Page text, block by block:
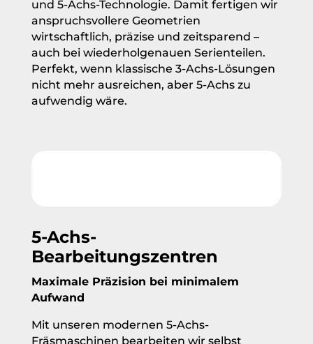
und 5-Achs-Technologie. Damit fertigen wir
anspruchsvollere Geometrien
wirtschaftlich, präzise und zeitsparend –
auch bei wiederholgenauen Serienteilen.
Perfekt, wenn klassische 3-Achs-Lösungen
nicht mehr ausreichen, aber 5-Achs zu
aufwendig wäre.
5-Achs-
Bearbeitungszentren
Maximale Präzision bei minimalem
Aufwand
Mit unseren modernen 5-Achs-
Fräsmaschinen bearbeiten wir selbst